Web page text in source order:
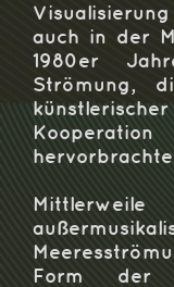
auch in der
1980er
Strömung,
Kooperation
Form der